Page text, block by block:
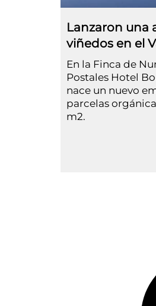
Lanzaron una
viñedos en el
En la Finca de
Postales Hotel
nace un nuevo
parcelas
m2.